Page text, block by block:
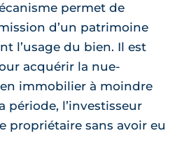
permet de
d’un patrimoine
l’usage du bien. Il est
acquérir la nue-
immobilier à moindre
période, l’investisseur
propriétaire sans avoir eu